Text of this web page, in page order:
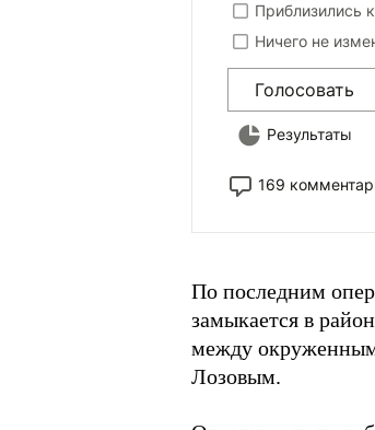
Приблизились
Ничего не
Голосовать
Результаты
169
По последним
замыкается в
между
Лозовым.